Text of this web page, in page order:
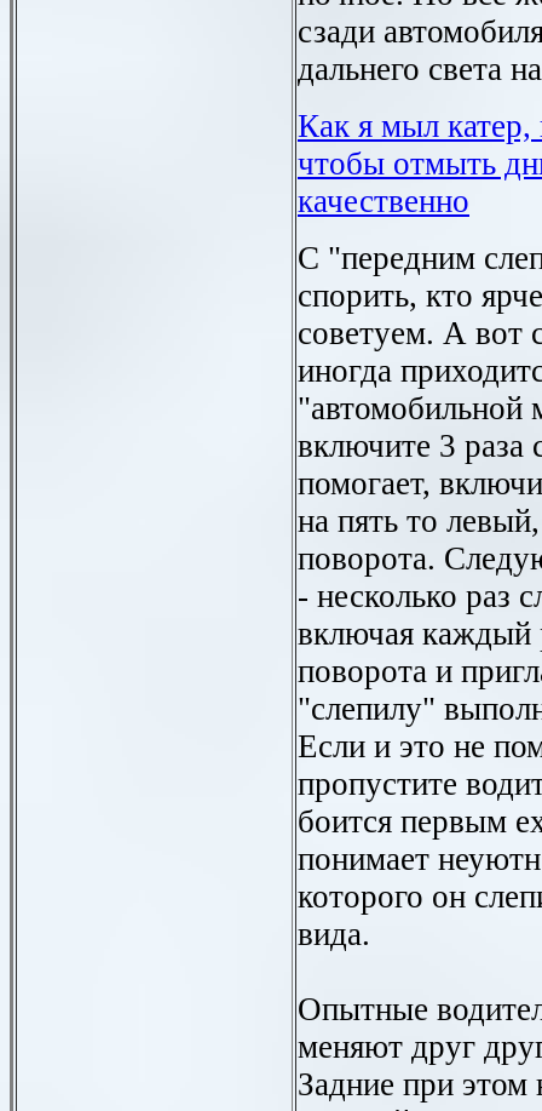
сзади
дальнего света
Как я мыл
чтобы отмыть
качественно
С "передним
спорить, кто
советуем. А вот
иногда
"автомобильной
включите 3 раза
помогает,
на пять то
поворота.
- несколько раз
включая каждый
поворота и
"слепилу"
Если и это не
пропустите
боится первым
понимает
которого он
вида.
Опытные
меняют друг
Задние при